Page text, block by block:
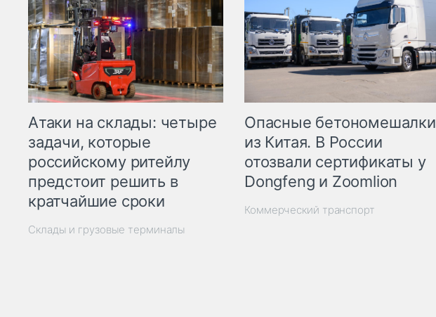
Атаки на склады: четыре
задачи, которые
российскому ритейлу
предстоит решить в
кратчайшие сроки
Склады и грузовые терминалы
Опасные бетономешалки
из Китая. В России
отозвали сертификаты у
Dongfeng и Zoomlion
Коммерческий транспорт